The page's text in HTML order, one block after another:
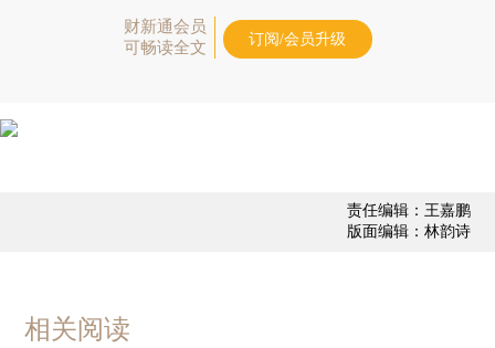
财新通会员
可畅读全文
订阅/会员升级
责任编辑：王嘉鹏
版面编辑：林韵诗
相关阅读